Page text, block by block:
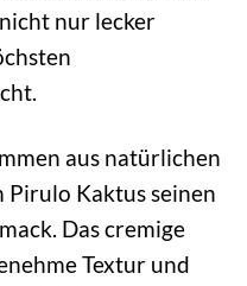
nur lecker
aus natürlichen
Pirulo Kaktus seinen
Das cremige
Textur und